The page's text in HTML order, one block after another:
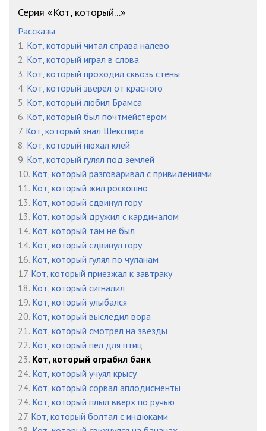
glava-16
glava-17
Серия «Кот, который...»
Рассказы
1. Кот, который читал справа налево
2. Кот, который играл в слова
3. Кот, который проходил сквозь стены
4. Кот, который зверел от красного
5. Кот, который любил Брамса
6. Кот, который был почтмейстером
7. Кот, который знал Шекспира
8. Кот, который нюхал клей
9. Кот, который гулял под землей
10. Кот, который разговаривал с привидениями
11. Кот, который жил роскошно
13. Кот, который сдвинул гору
13. Кот, который дружил с кардиналом
14. Кот, который там не был
14. Кот, который сдвинул гору
16. Кот, который гулял по чуланам
17. Кот, который приезжал к завтраку
18. Кот, который сигналил
19. Кот, который улыбался
20. Кот, который выследил вора
21. Кот, который смотрел на звёзды
22. Кот, который пел для птиц
23. Кот, который ограбил банк
24. Кот, который учуял крысу
24. Кот, который сорвал аплодисменты
24. Кот, который плыл вверх по ручью
27. Кот, который болтал с индюками